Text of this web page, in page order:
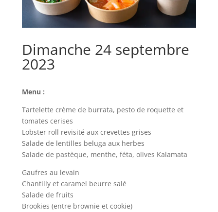
Dimanche 24 septembre
2023
Menu :
Tartelette crème de burrata, pesto de roquette et
tomates cerises
Lobster roll revisité aux crevettes grises
Salade de lentilles beluga aux herbes
Salade de pastèque, menthe, féta, olives Kalamata
Gaufres au levain
Chantilly et caramel beurre salé
Salade de fruits
Brookies (entre brownie et cookie)